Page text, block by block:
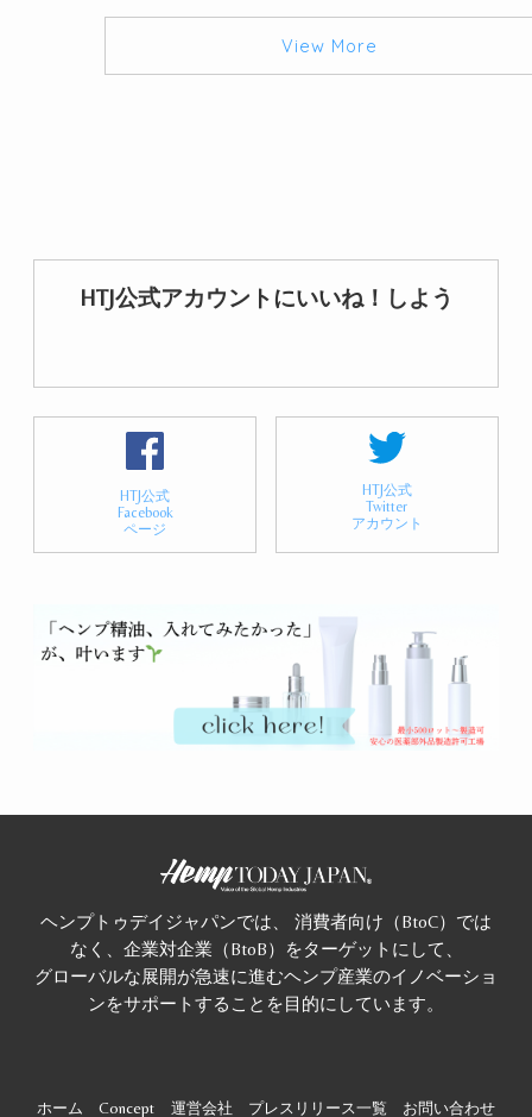
View More
HTJ公式アカウントにいいね！しよう
HTJ公式
Facebook
ページ
HTJ公式
Twitter
アカウント
ヘンプトゥデイジャパンでは、 消費者向け（BtoC）では
なく、企業対企業（BtoB）をターゲットにして、
グローバルな展開が急速に進むヘンプ産業のイノベーショ
ンをサポートすることを目的にしています。
ホーム Concept 運営会社 プレスリリース一覧 お問い合わせ